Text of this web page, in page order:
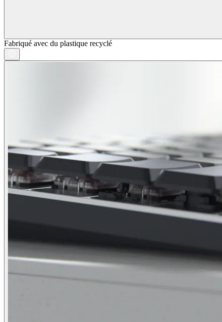
Fabriqué avec du plastique recyclé